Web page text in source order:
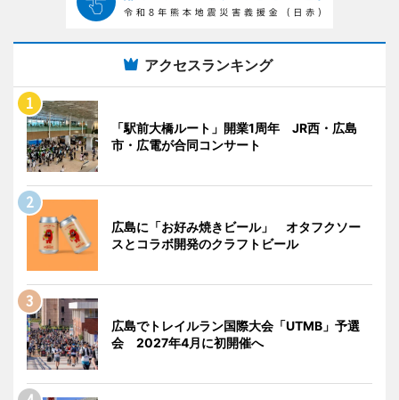
アクセスランキング
「駅前大橋ルート」開業1周年 JR西・広島
市・広電が合同コンサート
広島に「お好み焼きビール」 オタフクソー
スとコラボ開発のクラフトビール
広島でトレイルラン国際大会「UTMB」予選
会 2027年4月に初開催へ